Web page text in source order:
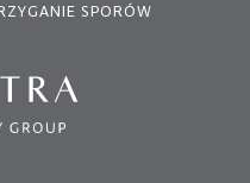
SPORÓW